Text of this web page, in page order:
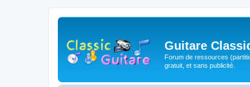
Guitare
Forum de ressources
gratuit, et sans publicité.